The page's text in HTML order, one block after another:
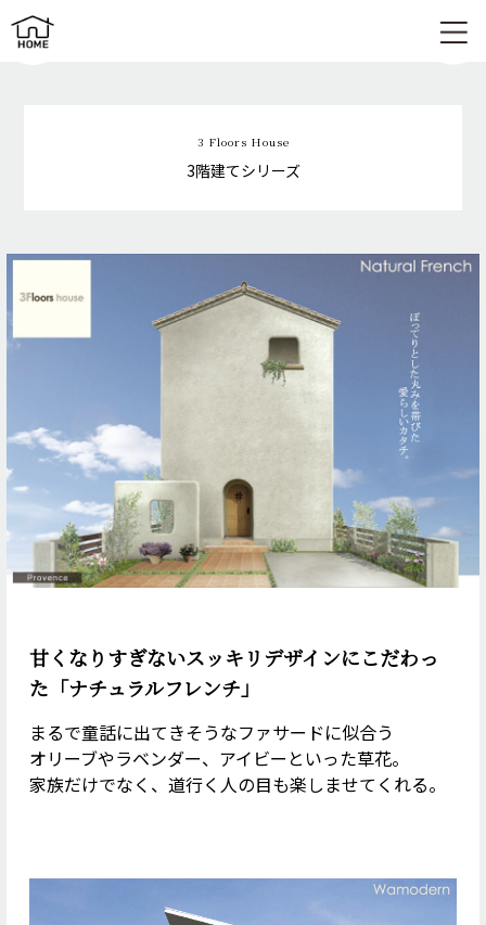
3階建てシリーズ | 3 Floors House
3 Floors House
3階建てシリーズ
甘くなりすぎないスッキリデザインにこだわっ
た 「ナチュラルフレンチ」
まるで童話に出てきそうなファサードに似合う
オリーブやラベンダー、 アイビーといった草花。
家族だけでなく、道行く人の目も楽しませてくれる。